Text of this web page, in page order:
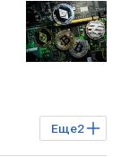
Еще2